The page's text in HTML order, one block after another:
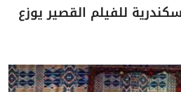
للفيلم القصير يوزع